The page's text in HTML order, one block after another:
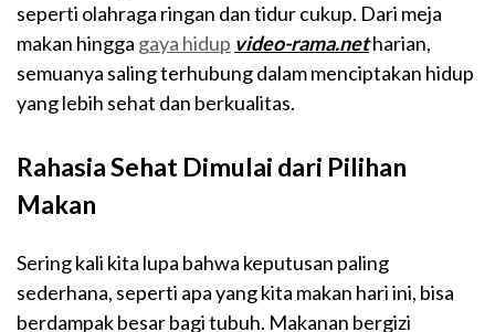
seperti olahraga ringan dan tidur cukup. Dari meja
makan hingga gaya hidup video-rama.netharian,
semuanya saling terhubung dalam menciptakan hidup
yang lebih sehat dan berkualitas.
Rahasia Sehat Dimulai dari Pilihan
Makan
Sering kali kita lupa bahwa keputusan paling
sederhana, seperti apa yang kita makan hari ini, bisa
berdampak besar bagi tubuh. Makanan bergizi